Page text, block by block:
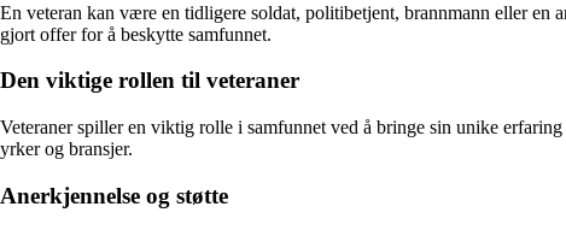
En veteran kan være en tidligere soldat, politibetjent, brannmann eller en
gjort offer for å beskytte samfunnet.
Den viktige rollen til veteraner
Veteraner spiller en viktig rolle i samfunnet ved å bringe sin unike
yrker og bransjer.
Anerkjennelse og støtte